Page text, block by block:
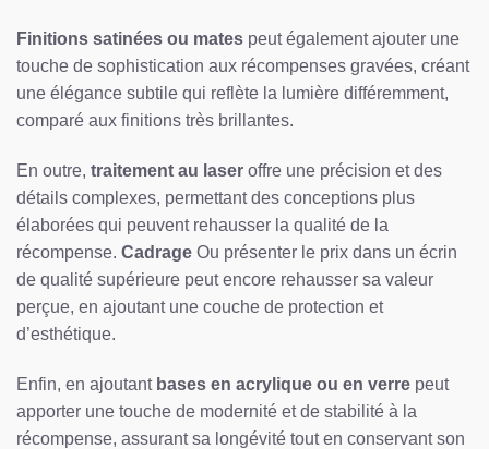
Finitions satinées ou mates peut également ajouter une
touche de sophistication aux récompenses gravées, créant
une élégance subtile qui reflète la lumière différemment,
comparé aux finitions très brillantes.
En outre, traitement au laser offre une précision et des
détails complexes, permettant des conceptions plus
élaborées qui peuvent rehausser la qualité de la
récompense. Cadrage Ou présenter le prix dans un écrin
de qualité supérieure peut encore rehausser sa valeur
perçue, en ajoutant une couche de protection et
d’esthétique.
Enfin, en ajoutant bases en acrylique ou en verre peut
apporter une touche de modernité et de stabilité à la
récompense, assurant sa longévité tout en conservant son